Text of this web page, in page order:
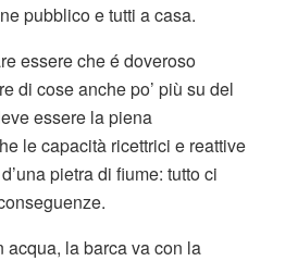
pubblico e tutti a casa.
essere che é doveroso
di cose anche po’ più su del
essere la piena
le capacità ricettrici e reattive
pietra di fiume: tutto ci
acqua, la barca va con la